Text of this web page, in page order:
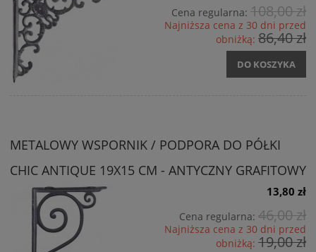
Cena regularna: 108,00 zł
Najniższa cena z 30 dni przed
obniżką: 86,40 zł
DO KOSZYKA
METALOWY WSPORNIK / PODPORA DO PÓŁKI
CHIC ANTIQUE 19X15 CM - ANTYCZNY GRAFITOWY
13,80 zł
Cena regularna: 46,00 zł
Najniższa cena z 30 dni przed
obniżką: 19,00 zł